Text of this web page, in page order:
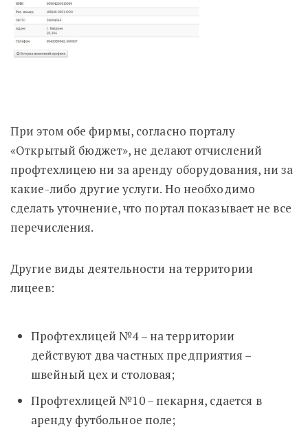
При этом обе фирмы, согласно порталу
«Открытый бюджет», не делают отчислений
профтехлицею ни за аренду оборудования, ни за
какие-либо другие услуги. Но необходимо
сделать уточнение, что портал показывает не все
перечисления.
Другие виды деятельности на территории
лицеев:
Профтехлицей №4 – на территории
действуют два частных предприятия –
швейный цех и столовая;
Профтехлицей №10 – пекарня, сдается в
аренду футбольное поле;